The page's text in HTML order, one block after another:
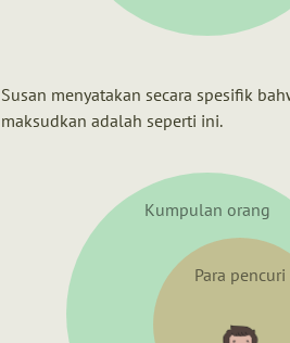
Susan menyatakan secara spesifik
maksudkan adalah seperti ini.
Kumpulan orang
Para pencuri